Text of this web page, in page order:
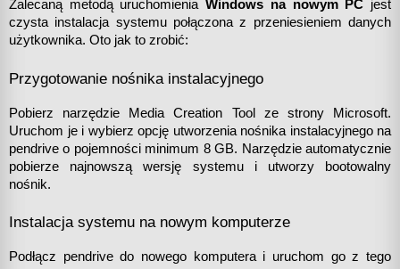
Zalecaną metodą uruchomienia Windows na nowym PC jest
czysta instalacja systemu połączona z przeniesieniem danych
użytkownika. Oto jak to zrobić:
Przygotowanie nośnika instalacyjnego
Pobierz narzędzie Media Creation Tool ze strony Microsoft.
Uruchom je i wybierz opcję utworzenia nośnika instalacyjnego na
pendrive o pojemności minimum 8 GB. Narzędzie automatycznie
pobierze najnowszą wersję systemu i utworzy bootowalny
nośnik.
Instalacja systemu na nowym komputerze
Podłącz pendrive do nowego komputera i uruchom go z tego